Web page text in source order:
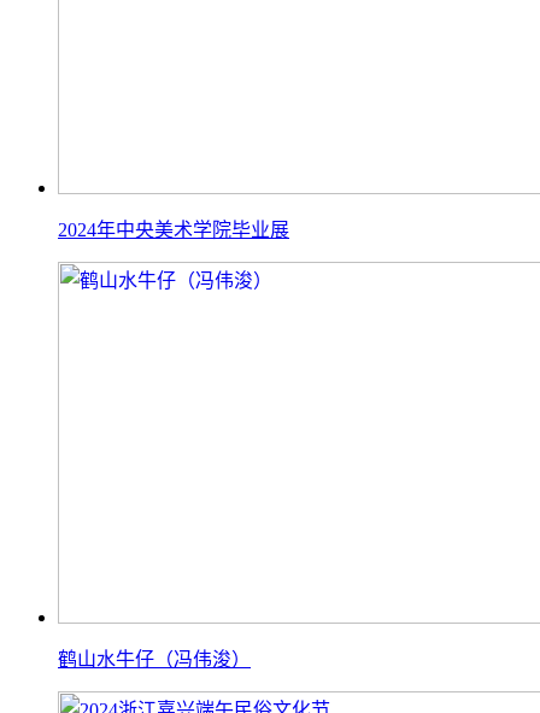
2024年中央美术学院毕业展
鹤山水牛仔（冯伟浚）